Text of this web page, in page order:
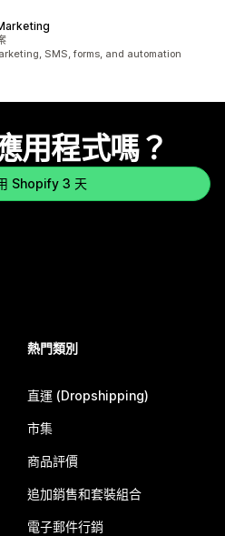
SMS, forms, and automation
用程式嗎？
Shopify 3 天
熱門類別
直運 (Dropshipping)
市集
商品評價
追加銷售和套裝組合
電子郵件行銷